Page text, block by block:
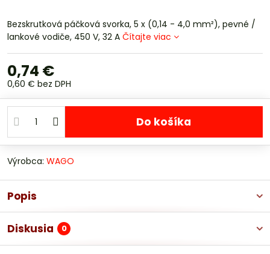
Bezskrutková páčková svorka, 5 x (0,14 - 4,0 mm²), pevné /
lankové vodiče, 450 V, 32 A Čítajte viac
0,74 €
0,60 € bez DPH
Do košíka
Výrobca: WAGO
Popis
Diskusia 0